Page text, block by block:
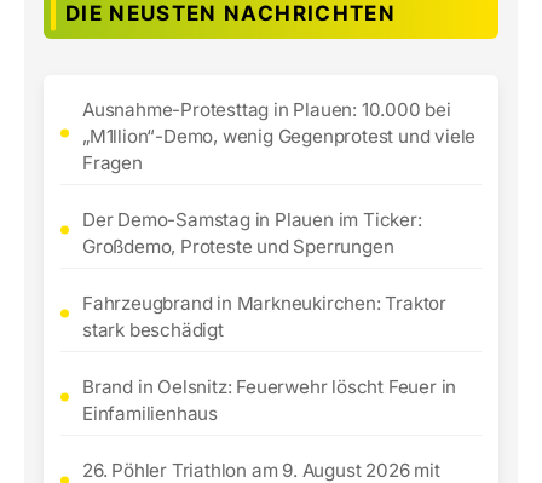
DIE NEUSTEN NACHRICHTEN
Ausnahme-Protesttag in Plauen: 10.000 bei
„M1llion“-Demo, wenig Gegenprotest und viele
Fragen
Der Demo-Samstag in Plauen im Ticker:
Großdemo, Proteste und Sperrungen
Fahrzeugbrand in Markneukirchen: Traktor
stark beschädigt
Brand in Oelsnitz: Feuerwehr löscht Feuer in
Einfamilienhaus
26. Pöhler Triathlon am 9. August 2026 mit